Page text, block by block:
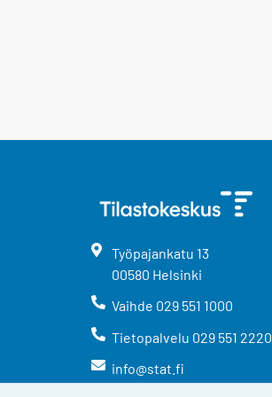
Työpajankatu 13
00580 Helsinki
Vaihde 029 551 1000
Tietopalvelu 029 551 2220
info@stat.fi